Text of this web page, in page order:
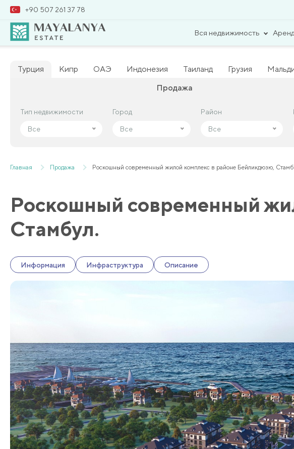
+90 507 261 37 78
Вся недвижимость
Турция Кипр ОАЭ Индонезия Таиланд Грузия
Продажа
Тип недвижимости
Все
Город
Все
Район
Все
Тип недвижимости
Все
Город
Все
Район
Все
Главная Продажа Роскошный современный жилой комплекс в районе Бейликдюзю,
Роскошный современный
Стамбул.
Информация Инфраструктура Описание